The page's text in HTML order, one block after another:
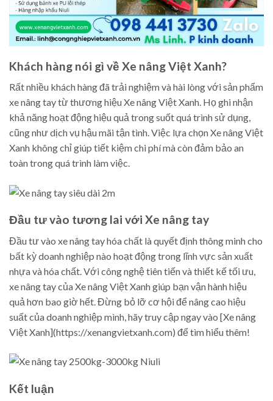
Khách hàng nói gì về Xe nâng Việt Xanh?
Rất nhiều khách hàng đã trải nghiệm và hài lòng với sản phẩm
xe nâng tay từ thương hiệu Xe nâng Việt Xanh. Họ ghi nhận
khả năng hoạt động hiệu quả trong suốt quá trình sử dụng,
cũng như dịch vụ hậu mãi tận tình. Việc lựa chọn Xe nâng Việt
Xanh không chỉ giúp tiết kiệm chi phí mà còn đảm bảo an
toàn trong quá trình làm việc.
Đầu tư vào tương lai với Xe nâng tay
Đầu tư vào xe nâng tay hóa chất là quyết định thông minh cho
bất kỳ doanh nghiệp nào hoạt động trong lĩnh vực sản xuất
nhựa và hóa chất. Với công nghệ tiên tiến và thiết kế tối ưu,
xe nâng tay của Xe nâng Việt Xanh giúp bạn vận hành hiệu
quả hơn bao giờ hết. Đừng bỏ lỡ cơ hội để nâng cao hiệu
suất của doanh nghiệp mình, hãy truy cập ngay vào [Xe nâng
Việt Xanh](https://xenangvietxanh.com) để tìm hiểu thêm!
Kết luận